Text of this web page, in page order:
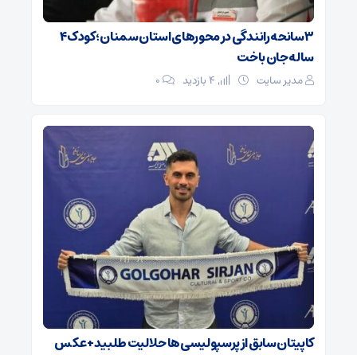
۳ سانحه رانندگی در محورهای استان سمنان؛ کودک ۴
ساله جان باخت
مدیر سایت ۰
کاپیتان سابق از پرسپولیسی‌ها حلالیت طلبید + عکس